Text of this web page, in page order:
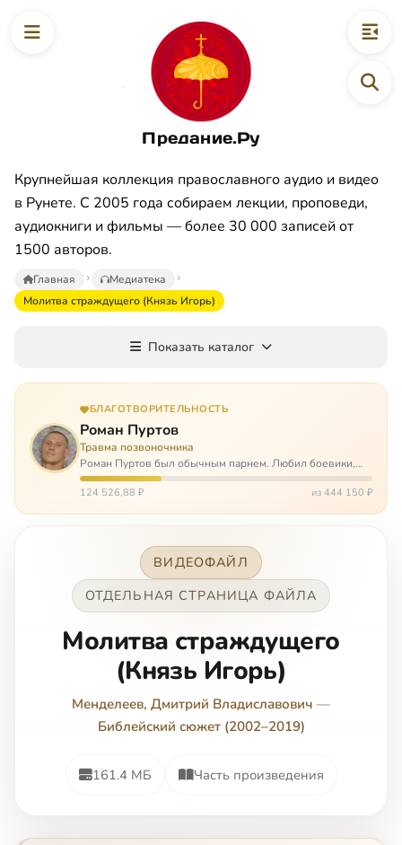
Предание.Ру
Крупнейшая коллекция православного аудио и видео
в Рунете. С 2005 года собираем лекции, проповеди,
аудиокниги и фильмы — более 30 000 записей от
1500 авторов.
Главная
Медиатека
Молитва страждущего (Князь Игорь)
Показать каталог
БЛАГОТВОРИТЕЛЬНОСТЬ
Роман Пуртов
Травма позвоночника
Роман Пуртов был обычным парнем. Любил боевики,
хорошие автомобили, был не дурак поиграть в комп,
любил жену и обожал дочь. А потом, будучи
124 526,88 ₽ из 444 150 ₽
ВИДЕОФАЙЛ
ОТДЕЛЬНАЯ СТРАНИЦА ФАЙЛА
Молитва страждущего
(Князь Игорь)
Менделеев, Дмитрий Владиславович —
Библейский сюжет (2002–2019)
161.4 МБ Часть произведения